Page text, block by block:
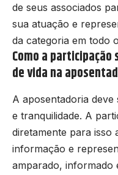
de seus associados
sua atuação e
da categoria em todo
Como a
de vida na
A aposentadoria
e tranquilidade. A
diretamente para
informação e
amparado, informado